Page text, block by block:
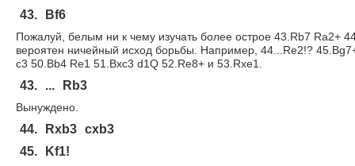
43.
Bf6
Пожалуй, белым ни к чему изучать более острое 43.Rb7 Ra2+
вероятен ничейный исход борьбы. Например, 44...Re2!?
c3 50.Bb4 Re1 51.Bxc3 d1Q 52.Re8+ и 53.Rxe1.
43. ... Rb3
Вынуждено.
44. Rxb3 cxb3
45.
Kf1!